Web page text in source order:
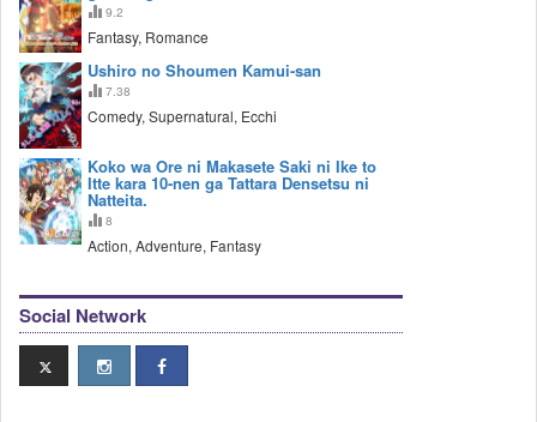
9.2
Fantasy, Romance
Ushiro no Shoumen Kamui-san
7.38
Comedy, Supernatural, Ecchi
Koko wa Ore ni Makasete Saki ni Ike to
Itte kara 10-nen ga Tattara Densetsu ni
Natteita.
8
Action, Adventure, Fantasy
Social Network